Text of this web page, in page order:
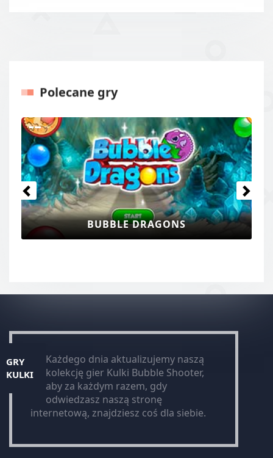
Polecane gry
BUBBLE DRAGONS
Poprzednie
GRY
KULKI
Każdego dnia aktualizujemy naszą
kolekcję gier Kulki Bubble Shooter,
aby za każdym razem, gdy
odwiedzasz naszą stronę
internetową, znajdziesz coś dla siebie.